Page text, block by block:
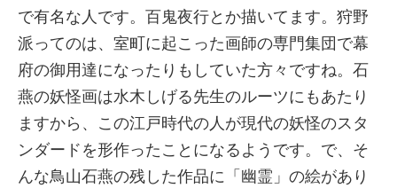
で有名な人です。百鬼夜行とか描いてます。狩野
派ってのは、室町に起こった画師の専門集団で幕
府の御用達になったりもしていた方々ですね。石
燕の妖怪画は水木しげる先生のルーツにもあたり
ますから、この江戸時代の人が現代の妖怪のスタ
ンダードを形作ったことになるようです。で、そ
んな鳥山石燕の残した作品に「幽霊」の絵があり